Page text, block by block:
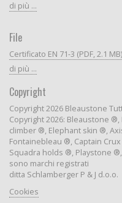
di più ...
File
Certificato EN 71-3 (PDF, 2.1 MB)
di più ...
Copyright
Copyright 2026 Bleaustone
Copyright 2026: Bleaustone
climber ®, Elephant skin ®,
Fontainebleau ®, Captain
Squadra holds ®, Playstone
sono marchi registrati
ditta Schlamberger P & J d.o.o.
Cookies